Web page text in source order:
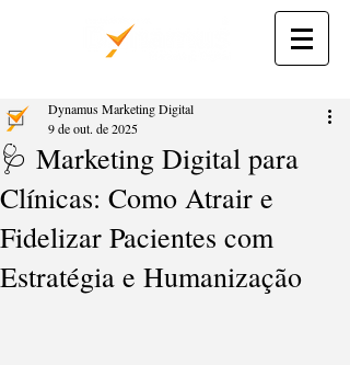
🩺 Marketing Digital para
Clínicas: Como Atrair e
Fidelizar Pacientes com
Estratégia e Humanização
Dynamus Marketing Digital
9 de out. de 2025